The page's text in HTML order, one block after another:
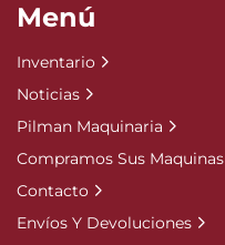
Menú
Inventario
Noticias
Pilman Maquinaria
Compramos Sus Maquinas
Contacto
Envíos Y Devoluciones